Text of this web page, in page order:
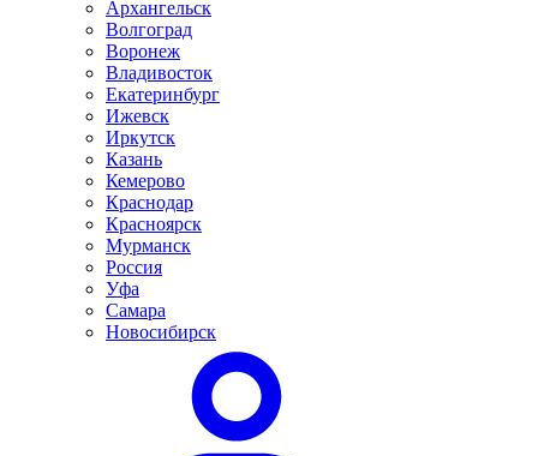
Архангельск
Волгоград
Воронеж
Владивосток
Екатеринбург
Ижевск
Иркутск
Казань
Кемерово
Краснодар
Красноярск
Мурманск
Россия
Уфа
Самара
Новосибирск